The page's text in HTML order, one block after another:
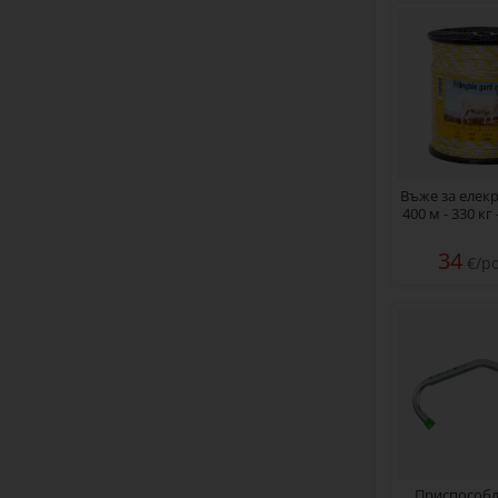
Въже за
400 м - 330
34 €/